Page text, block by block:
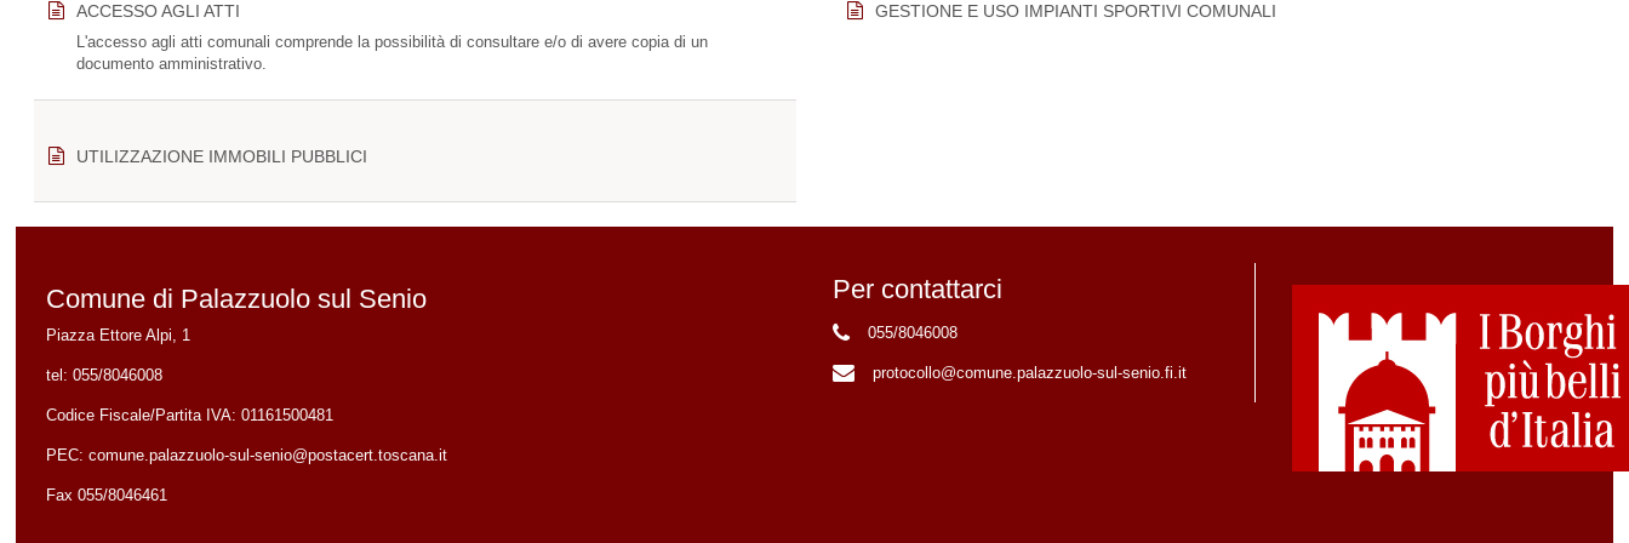
ACCESSO AGLI ATTI
L'accesso agli atti comunali comprende la possibilità di consultare e/o di avere copia di un
documento amministrativo.
GESTIONE E USO IMPIANTI SPORTIVI COMUNALI
UTILIZZAZIONE IMMOBILI PUBBLICI
Comune di Palazzuolo sul Senio
Piazza Ettore Alpi, 1
tel: 055/8046008
Codice Fiscale/Partita IVA: 01161500481
PEC: comune.palazzuolo-sul-senio@postacert.toscana.it
Fax 055/8046461
Per contattarci
055/8046008
protocollo@comune.palazzuolo-sul-senio.fi.it